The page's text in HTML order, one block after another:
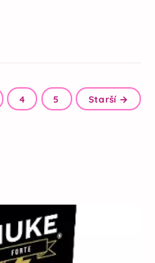
4 5 Starší →